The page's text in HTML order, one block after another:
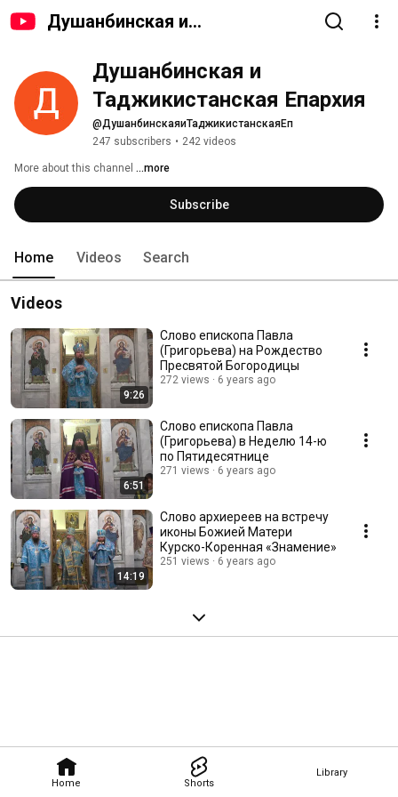
Душанбинская и
Home Shorts
Library
Душанбинская и
Таджикистанская Епархия
@ДушанбинскаяиТаджикистанскаяЕп
247 subscribers • 242 videos
More about this channel ...more
Subscribe
Home Videos Search
Videos
9:26
Слово епископа Павла
(Григорьева) на Рождество
Пресвятой Богородицы
272 views 6 years ago
6:51
Слово епископа Павла
(Григорьева) в Неделю 14-ю
по Пятидесятнице
271 views 6 years ago
14:19
Слово архиереев на встречу
иконы Божией Матери
Курско-Коренная «Знамение»
251 views 6 years ago